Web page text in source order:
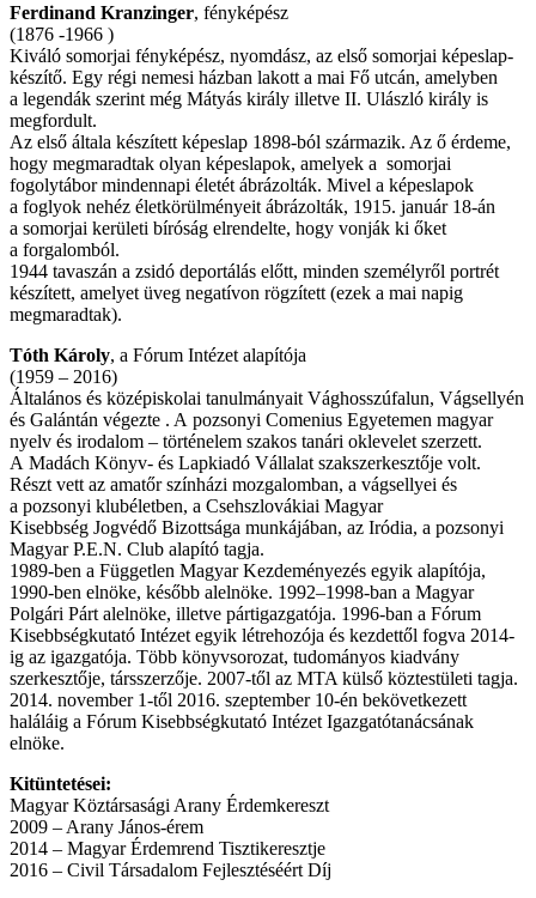
Ferdinand Kranzinger, fényképész
(1876 -1966 )
Kiváló somorjai fényképész, nyomdász, az első somorjai képeslap-
készítő. Egy régi nemesi házban lakott a mai Fő utcán, amelyben
a legendák szerint még Mátyás király illetve II. Ulászló király is
megfordult.
Az első általa készített képeslap 1898-ból származik. Az ő érdeme,
hogy megmaradtak olyan képeslapok, amelyek a somorjai
fogolytábor mindennapi életét ábrázolták. Mivel a képeslapok
a foglyok nehéz életkörülményeit ábrázolták, 1915. január 18-án
a somorjai kerületi bíróság elrendelte, hogy vonják ki őket
a forgalomból.
1944 tavaszán a zsidó deportálás előtt, minden személyről portrét
készített, amelyet üveg negatívon rögzített (ezek a mai napig
megmaradtak).
Tóth Károly, a Fórum Intézet alapítója
(1959 – 2016)
Általános és középiskolai tanulmányait Vághosszúfalun, Vágsellyén
és Galántán végezte . A pozsonyi Comenius Egyetemen magyar
nyelv és irodalom – történelem szakos tanári oklevelet szerzett.
A Madách Könyv- és Lapkiadó Vállalat szakszerkesztője volt.
Részt vett az amatőr színházi mozgalomban, a vágsellyei és
a pozsonyi klubéletben, a Csehszlovákiai Magyar
Kisebbség Jogvédő Bizottsága munkájában, az Iródia, a pozsonyi
Magyar P.E.N. Club alapító tagja.
1989-ben a Független Magyar Kezdeményezés egyik alapítója,
1990-ben elnöke, később alelnöke. 1992–1998-ban a Magyar
Polgári Párt alelnöke, illetve pártigazgatója. 1996-ban a Fórum
Kisebbségkutató Intézet egyik létrehozója és kezdettől fogva 2014-
ig az igazgatója. Több könyvsorozat, tudományos kiadvány
szerkesztője, társszerzője. 2007-től az MTA külső köztestületi tagja.
2014. november 1-től 2016. szeptember 10-én bekövetkezett
haláláig a Fórum Kisebbségkutató Intézet Igazgatótanácsának
elnöke.
Kitüntetései:
Magyar Köztársasági Arany Érdemkereszt
2009 – Arany János-érem
2014 – Magyar Érdemrend Tisztikeresztje
2016 – Civil Társadalom Fejlesztéséért Díj